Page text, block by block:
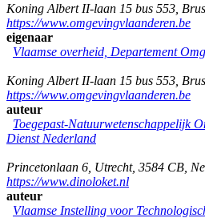
Koning Albert II-laan 15 bus 553
https://www.omgevingvlaanderen.be
eigenaar
Vlaamse overheid, Departement
Koning Albert II-laan 15 bus 553
https://www.omgevingvlaanderen.be
auteur
Toegepast-Natuurwetenschappelijk
Dienst Nederland
Princetonlaan 6 Utrecht, 3584 CB
https://www.dinoloket.nl
auteur
Vlaamse Instelling voor